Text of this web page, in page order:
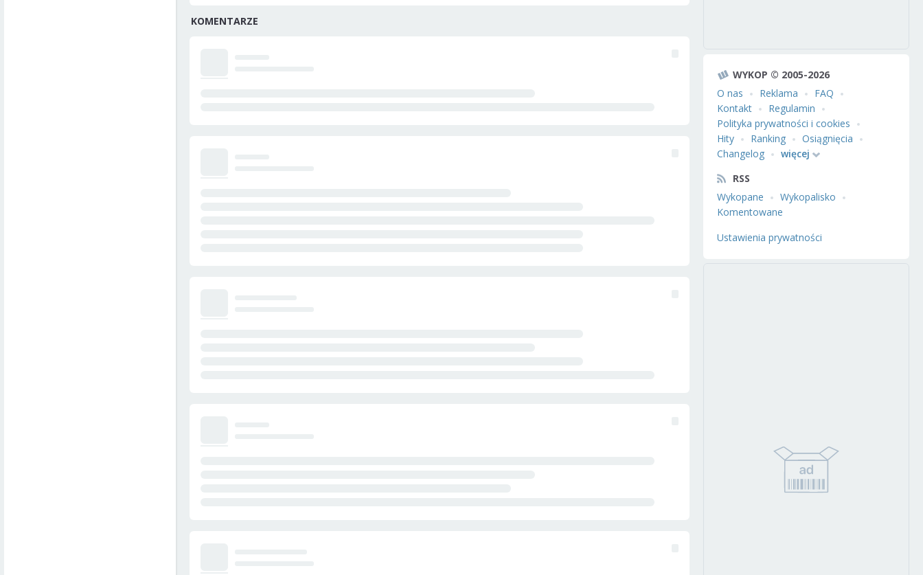
KOMENTARZE
WYKOP © 2005-2026
O nas
Reklama
FAQ
Kontakt
Regulamin
Polityka prywatności i cookies
Hity
Ranking
Osiągnięcia
Changelog
więcej
RSS
Wykopane
Wykopalisko
Komentowane
Ustawienia prywatności